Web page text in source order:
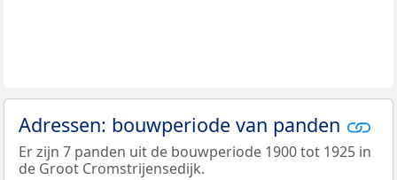
Adressen: bouwperiode van panden
Er zijn 7 panden uit de bouwperiode 1900 tot 1925 in
de Groot Cromstrijensedijk.